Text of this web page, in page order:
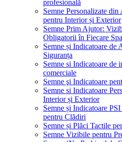
profesională
Semne Personalizate
pentru Interior și Exterior
Semne Prim Ajutor:
Obligatorii în Fiecare
Semne și Indicatoare de
Siguranța
Semne si Indicatoare de
comerciale
Semne şi Indicatoare
Semne si Indicatoare
Interior și Exterior
Semne și Indicatoare
pentru Clădiri
Semne și Plăci Tactile
Semne Vizibile pentru